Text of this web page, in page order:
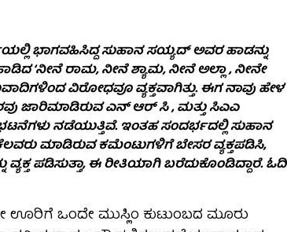
ಭಾಗವಹಿಸಿದ್ದ ಸುಹಾನ ಸಯ್ಯದ್ ಅವರ ಹಾಡನ್ನು
‘ನೀನೆ ರಾಮ, ನೀನೆ ಶ್ಯಾಮ, ನೀನೆ ಅಲ್ಲಾ , ನೀನೇ
ವಿರೋಧವೂ ವ್ಯಕ್ತವಾಗಿತ್ತು. ಈಗ ನಾವು ಹೇಳ
ಜಾರಿಮಾಡಿರುವ ಎನ್ ಆರ್ ಸಿ , ಮತ್ತು ಸಿಎಎ
ನಡೆಯುತ್ತಿವೆ. ಇಂತಹ ಸಂದರ್ಭದಲ್ಲಿ ಸುಹಾನ
ಮಾಡಿರುವ ಕಮೆಂಟುಗಳಿಗೆ ಬೇಸರ ವ್ಯಕ್ತಪಡಿಸಿ,
ಪಡಿಸುತ್ತಾ, ಈ ರೀತಿಯಾಗಿ ಬರೆದುಕೊಂಡಿದ್ದಾರೆ. ಓದಿ
ಊರಿಗೆ ಒಂದೇ ಮುಸ್ಲಿಂ ಕುಟುಂಬದ ಮೂರು